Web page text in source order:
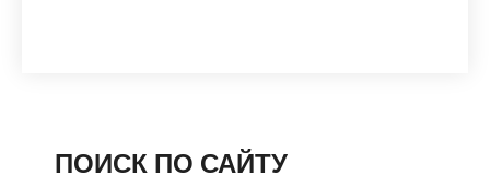
ПОИСК ПО САЙТУ